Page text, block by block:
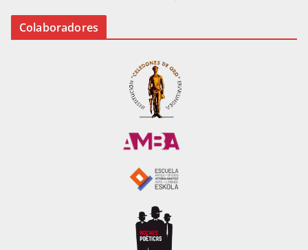
Colaboradores